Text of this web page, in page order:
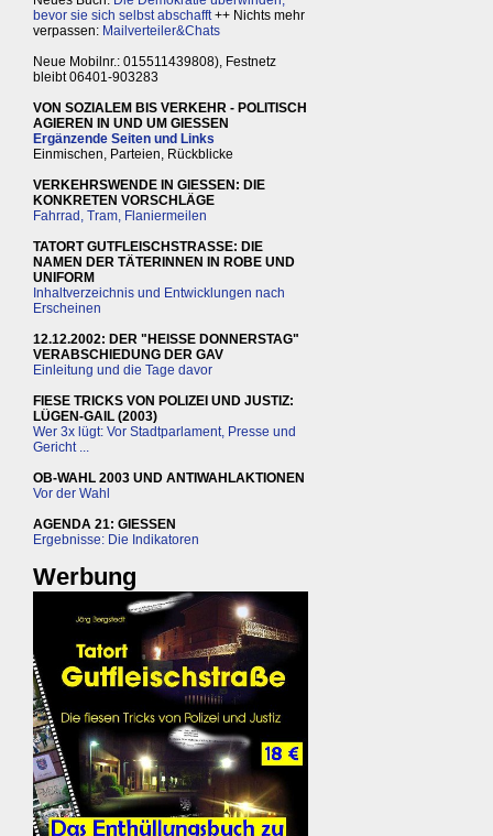
bevor sie sich selbst abschafft++ Nichts mehr
verpassen: Mailverteiler&Chats
Neue Mobilnr.: 015511439808), Festnetz
bleibt 06401-903283
VON SOZIALEM BIS VERKEHR - POLITISCH
AGIEREN IN UND UM GIESSEN
Ergänzende Seiten und Links
Einmischen, Parteien, Rückblicke
VERKEHRSWENDE IN GIESSEN: DIE
KONKRETEN VORSCHLÄGE
Fahrrad, Tram, Flaniermeilen
TATORT GUTFLEISCHSTRASSE: DIE
NAMEN DER TÄTERINNEN IN ROBE UND
UNIFORM
Inhaltverzeichnis und Entwicklungen nach
Erscheinen
12.12.2002: DER "HEISSE DONNERSTAG"
VERABSCHIEDUNG DER GAV
Einleitung und die Tage davor
FIESE TRICKS VON POLIZEI UND JUSTIZ:
LÜGEN-GAIL (2003)
Wer 3x lügt: Vor Stadtparlament, Presse und
Gericht ...
OB-WAHL 2003 UND ANTIWAHLAKTIONEN
Vor der Wahl
AGENDA 21: GIESSEN
Ergebnisse: Die Indikatoren
Werbung